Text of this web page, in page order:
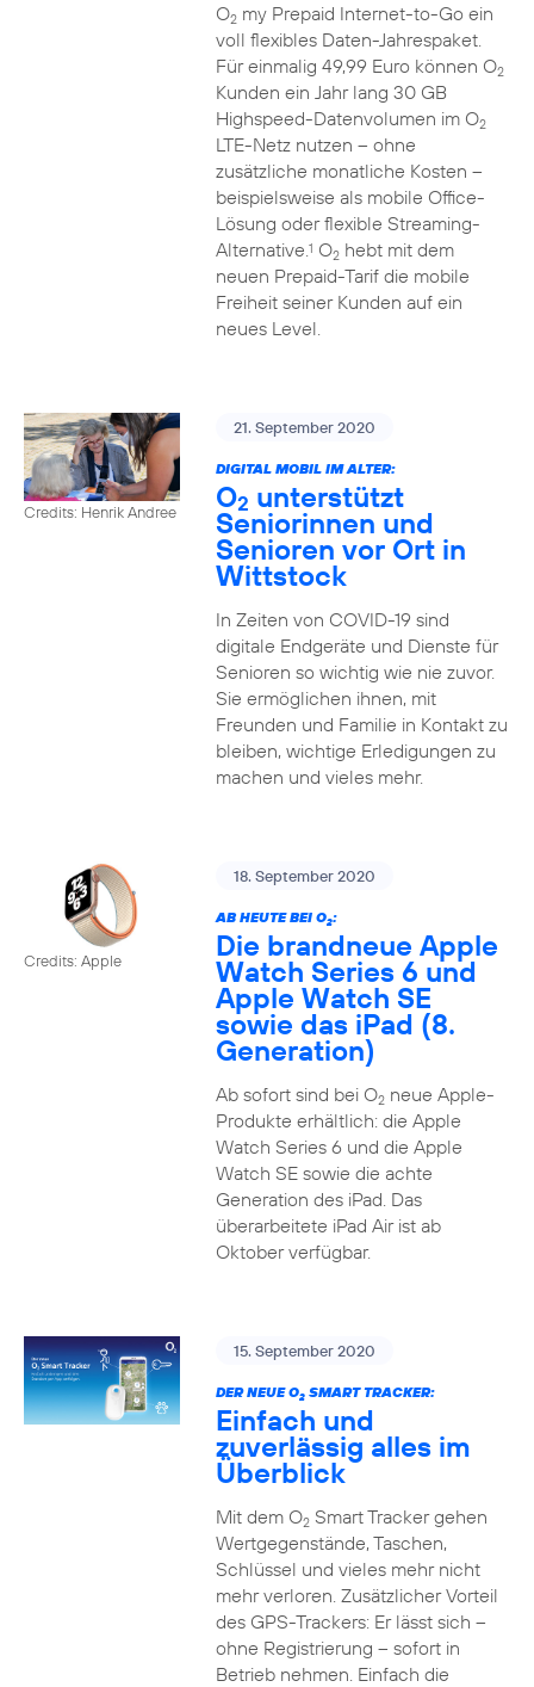
O2my Prepaid Internet-to-Go ein
voll flexibles Daten-Jahrespaket.
Für einmalig 49,99 Euro können O2
Kunden ein Jahr lang 30 GB
Highspeed-Datenvolumen im O2
LTE-Netz nutzen – ohne
zusätzliche monatliche Kosten –
beispielsweise als mobile Office-
Lösung oder flexible Streaming-
Alternative.1 O2hebt mit dem
neuen Prepaid-Tarif die mobile
Freiheit seiner Kunden auf ein
neues Level.
Credits: Henrik Andree
21. September 2020
DIGITAL MOBIL IM ALTER:
O2 unterstützt
Seniorinnen und
Senioren vor Ort in
Wittstock
In Zeiten von COVID-19 sind
digitale Endgeräte und Dienste für
Senioren so wichtig wie nie zuvor.
Sie ermöglichen ihnen, mit
Freunden und Familie in Kontakt zu
bleiben, wichtige Erledigungen zu
machen und vieles mehr.
Credits: Apple
18. September 2020
AB HEUTE BEI O2:
Die brandneue Apple
Watch Series 6 und
Apple Watch SE
sowie das iPad (8.
Generation)
Ab sofort sind bei O2neue Apple-
Produkte erhältlich: die Apple
Watch Series 6 und die Apple
Watch SE sowie die achte
Generation des iPad. Das
überarbeitete iPad Air ist ab
Oktober verfügbar.
15. September 2020
DER NEUE O2SMART TRACKER:
Einfach und
zuverlässig alles im
Überblick
Mit dem O2Smart Tracker gehen
Wertgegenstände, Taschen,
Schlüssel und vieles mehr nicht
mehr verloren. Zusätzlicher Vorteil
des GPS-Trackers: Er lässt sich –
ohne Registrierung – sofort in
Betrieb nehmen. Einfach die